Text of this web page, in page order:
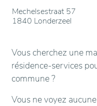
Mechelsestraat 57
1840 Londerzeel
Vous cherchez une
résidence-services
commune ?
Vous ne voyez